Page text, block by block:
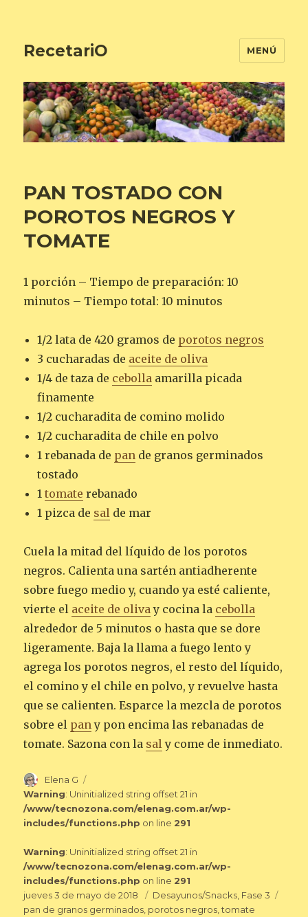
RecetariO MENÚ
PAN TOSTADO CON
POROTOS NEGROS Y
TOMATE
1 porción – Tiempo de preparación: 10
minutos – Tiempo total: 10 minutos
1/2 lata de 420 gramos de porotos negros
3 cucharadas de aceite de oliva
1/4 de taza de cebolla amarilla picada
finamente
1/2 cucharadita de comino molido
1/2 cucharadita de chile en polvo
1 rebanada de pan de granos germinados
tostado
1tomate rebanado
1 pizca de sal de mar
Cuela la mitad del líquido de los porotos
negros. Calienta una sartén antiadherente
sobre fuego medio y, cuando ya esté caliente,
vierte el aceite de olivay cocina la cebolla
alrededor de 5 minutos o hasta que se dore
ligeramente. Baja la llama a fuego lento y
agrega los porotos negros, el resto del líquido,
el comino y el chile en polvo, y revuelve hasta
que se calienten. Esparce la mezcla de porotos
sobre el pany pon encima las rebanadas de
tomate. Sazona con la saly come de inmediato.
Autor
Elena G
Warning: Uninitialized string offset 21 in
/www/tecnozona.com/elenag.com.ar/wp-
includes/functions.php on line 291
Warning: Uninitialized string offset 21 in
/www/tecnozona.com/elenag.com.ar/wp-
includes/functions.php on line 291
Publicado
el
jueves 3 de mayo de 2018 Categorías
Desayunos/Snacks, Fase 3
pan de granos germinados, porotos negros,tomate